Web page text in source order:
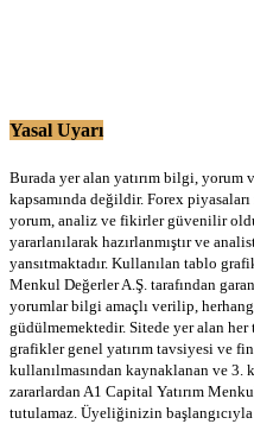
Yasal Uyarı
Burada yer alan yatırım bilgi, yorum
kapsamında değildir. Forex
yorum, analiz ve fikirler güvenilir
yararlanılarak hazırlanmıştır ve
yansıtmaktadır. Kullanılan tablo
Menkul Değerler A.Ş. tarafından
yorumlar bilgi amaçlı verilip,
güdülmemektedir. Sitede yer alan
grafikler genel yatırım tavsiyesi ve
kullanılmasından kaynaklanan ve
zararlardan A1 Capital Yatırım
tutulamaz. Üyeliğinizin